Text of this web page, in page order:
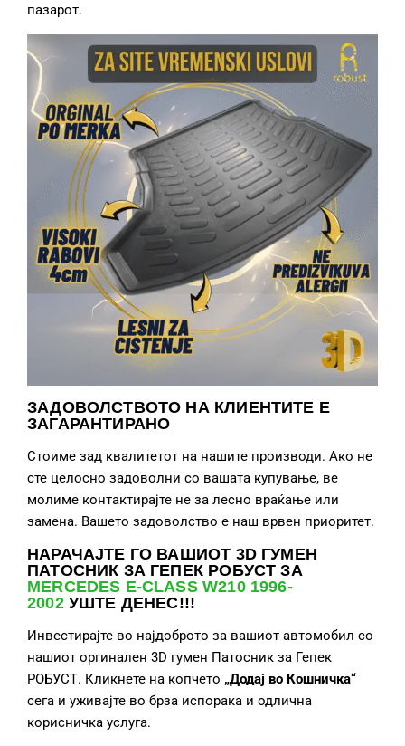
пазарот.
ЗАДОВОЛСТВОТО НА КЛИЕНТИТЕ Е
ЗАГАРАНТИРАНО
Стоиме зад квалитетот на нашите производи. Ако не
сте целосно задоволни со вашата купување, ве
молиме контактирајте не за лесно враќање или
замена. Вашето задоволство е наш врвен приоритет.
НАРАЧАЈТЕ ГО ВАШИОТ 3D ГУМЕН
ПАТОСНИК ЗА ГЕПЕК РОБУСТ ЗА
MERCEDES E-CLASS W210 1996-
2002 УШТЕ ДЕНЕС!!!
Инвестирајте во најдоброто за вашиот автомобил со
нашиот оргинален 3D гумен Патосник за Гепек
РОБУСТ. Кликнете на копчето „Додај во Кошничка“
сега и уживајте во брза испорака и одлична
корисничка услуга.